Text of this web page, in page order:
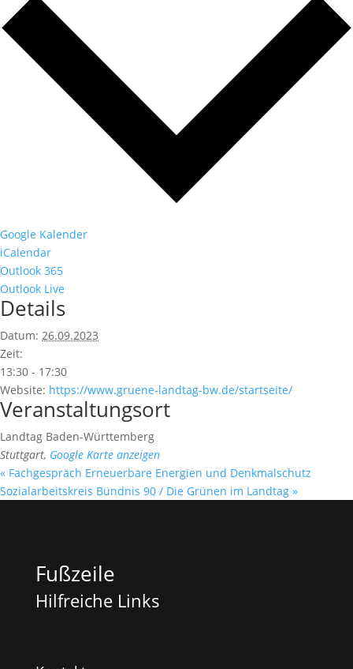
Google Kalender
iCalendar
Outlook 365
Outlook Live
Details
Datum: 26.09.2023
Zeit:
13:30 - 17:30
Website: https://www.gruene-landtag-bw.de/startseite/
Veranstaltungsort
Landtag Baden-Württemberg
Stuttgart, Google Karte anzeigen
« Fachgespräch Erneuerbare Energien und Denkmalschutz
Sozialarbeitskreis Bündnis 90 / Die Grünen im Landtag »
Fußzeile
Hilfreiche Links